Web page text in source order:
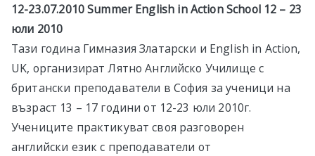
12-23.07.2010 Summer English inActionSchool 12 – 23
юли 2010
Тази година Гимназия Златарски и English in Action,
UK, организират Лятно Английско Училище с
британски преподаватели в София за ученици на
възраст 13 – 17 години от 12-23 юли 2010г.
Учениците практикуват своя разговорен
английски език с преподаватели от